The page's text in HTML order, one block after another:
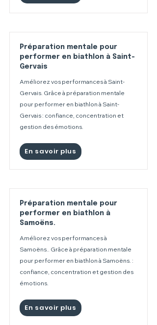
Préparation mentale pour
performer en biathlon à Saint-
Gervais
Améliorez vos performances à Saint-
Gervais. Grâce à préparation mentale
pour performer en biathlon à Saint-
Gervais : confiance, concentration et
gestion des émotions.
En savoir plus
Préparation mentale pour
performer en biathlon à
Samoëns.
Améliorez vos performances à
Samoëns.. Grâce à préparation mentale
pour performer en biathlon à Samoëns. :
confiance, concentration et gestion des
émotions.
En savoir plus